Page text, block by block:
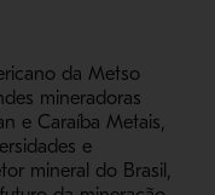
da Metso
mineradoras
e Caraíba Metais,
e
mineral do Brasil,